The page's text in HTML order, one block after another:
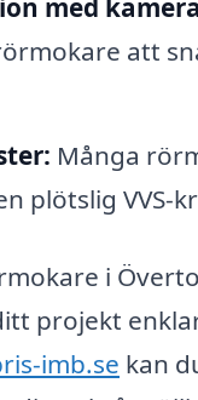
med
att
Många
plötslig VVS-
i
projekt
imb.se kan